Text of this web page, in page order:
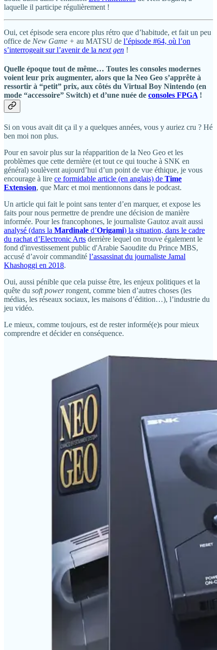
laquelle il participe régulièrement !
Oui, cet épisode sera encore plus rétro que d’habitude, et fait un peu
office de New Game + au MATSU de l’épisode #64, où l’on
s’interrogeait sur l’avenir de la next gen !
Quelle époque tout de même… Toutes les consoles modernes
voient leur prix augmenter, alors que la Neo Geo s’apprête à
ressortir à “petit” prix, aux côtés du Virtual Boy Nintendo (en
mode “accessoire” Switch) et d’une nuée de consoles FPGA !
Si on vous avait dit ça il y a quelques années, vous y auriez cru ? Hé
ben moi non plus.
Pour en savoir plus sur la réapparition de la Neo Geo et les
problèmes que cette dernière (et tout ce qui touche à SNK en
général) soulèvent aujourd’hui d’un point de vue éthique, je vous
encourage à lire ce formidable article (en anglais) de Time
Extension, que Marc et moi mentionnons dans le podcast.
Un article qui fait le point sans tenter d’en marquer, et expose les
faits pour nous permettre de prendre une décision de manière
informée. Pour les francophones, le journaliste Gautoz avait aussi
analysé (dans la Mardinale d’Origami) la situation, dans le cadre
du rachat d’Electronic Arts derrière lequel on trouve également le
fond d'investissement public d'Arabie Saoudite du Prince MBS,
accusé d’avoir commandité l’assassinat du journaliste Jamal
Khashoggi en 2018.
Oui, aussi pénible que cela puisse être, les enjeux politiques et la
quête du soft powerrongent, comme bien d’autres choses (les
médias, les réseaux sociaux, les maisons d’édition…), l’industrie du
jeu vidéo.
Le mieux, comme toujours, est de rester informé(e)s pour mieux
comprendre et décider en conséquence.